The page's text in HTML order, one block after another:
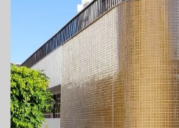
REFORMA DA FACHADA
LESTE